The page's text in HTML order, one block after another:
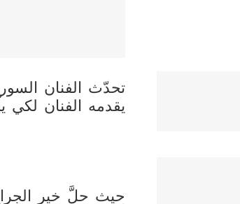
تحدّث الفنان
يقدمه الفنان
حيث حلَّ خير